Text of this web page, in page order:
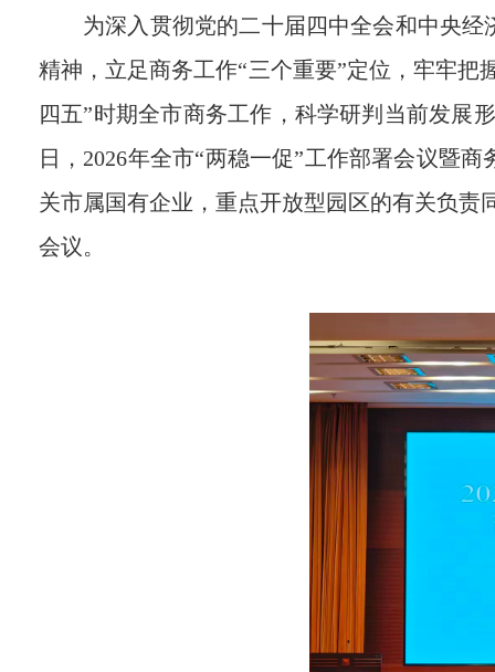
为深入贯彻党的二十届四中全会和中央
精神，立足商务工作“三个重要”定位，牢牢把
四五”时期全市商务工作，科学研判当前发展
日，2026年全市“两稳一促”工作部署会议暨
关市属国有企业，重点开放型园区的有关负责
会议。